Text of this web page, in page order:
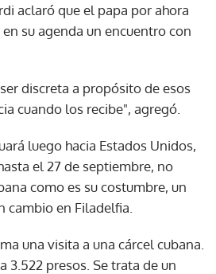
aclaró que el papa por ahora
su agenda un encuentro con
discreta a propósito de esos
cuando los recibe", agregó.
luego hacia Estados Unidos,
el 27 de septiembre, no
como es su costumbre, un
cambio en Filadelfia.
una visita a una cárcel cubana.
3.522 presos. Se trata de un